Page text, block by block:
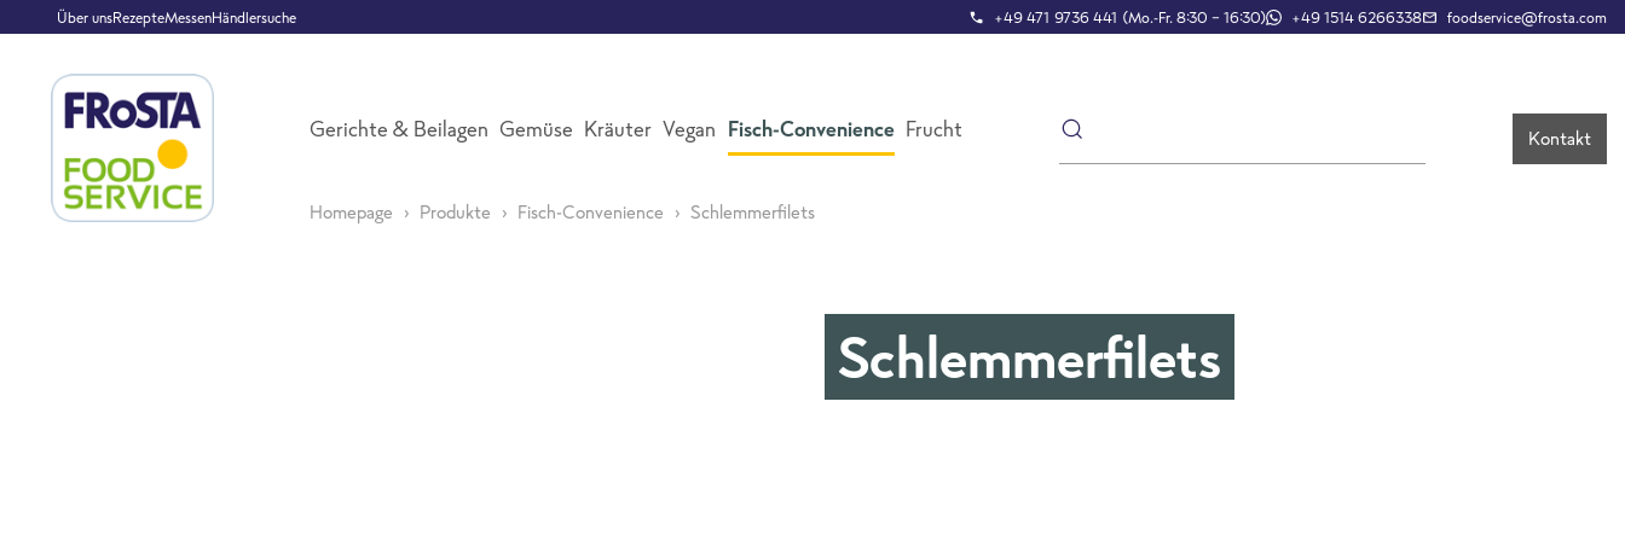
Über unsRezepteMessenHändlersuche +49 471 9736 441 (Mo.-Fr. 8:30 – 16:30) +49 1514 6266338 foodservice@frosta.com
Gerichte & Beilagen Gemüse Kräuter Vegan Fisch-Convenience Frucht Kontakt
Homepage Produkte Fisch-Convenience Schlemmerfilets
Schlemmerfilets